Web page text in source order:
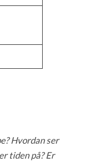
Hvordan ser
tiden på? Er